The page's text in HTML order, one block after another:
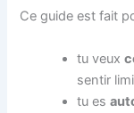
Ce guide est fait
tu veux
sentir
tu es